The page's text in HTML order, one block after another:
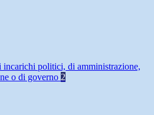
incarichi politici, di amministrazione,
o di governo 2